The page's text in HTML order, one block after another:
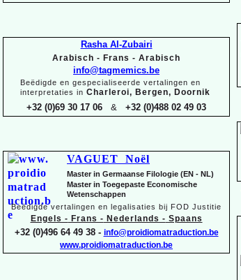
Rasha Al-Zubairi
Arabisch - Frans - Arabisch
info@tagmemics.be
Beëdigde en gespecialiseerde vertalingen en
interpretaties in Charleroi, Bergen, Doornik
+32 (0)69 30 17 06 & +32 (0)488 02 49 03
VAGUET Noël
Master in Germaanse Filologie (EN - NL)
Master in Toegepaste Economische
Wetenschappen
Beëdigde vertalingen en legalisaties bij FOD Justitie
Engels - Frans - Nederlands - Spaans
+32 (0)496 64 49 38 - info@proidiomatraduction.be
www.proidiomatraduction.be